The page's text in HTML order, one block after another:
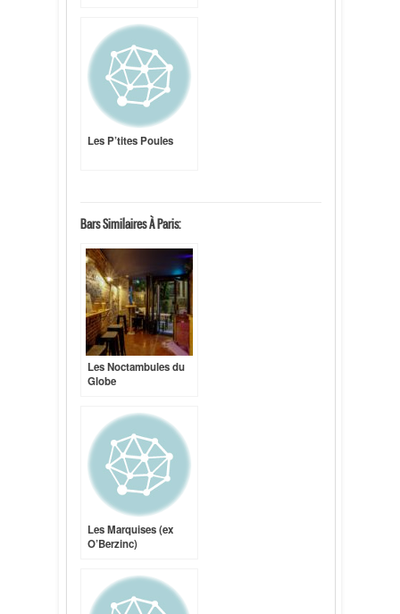
Les P’tites Poules
Bars Similaires À Paris:
Les Noctambules du
Globe
Les Marquises (ex
O’Berzinc)